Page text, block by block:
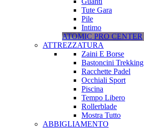
Tute Gara
Pile
Intimo
ATOMIC PRO CENTER
ATTREZZATURA
Zaini E Borse
Bastoncini Trekking
Racchette Padel
Occhiali Sport
Piscina
Tempo Libero
Rollerblade
Mostra Tutto
ABBIGLIAMENTO